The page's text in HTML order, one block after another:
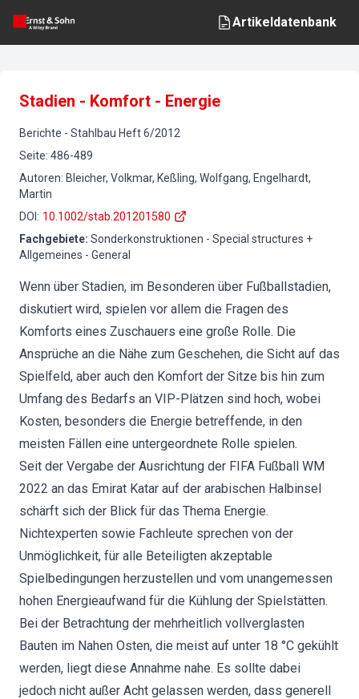
Artikeldatenbank
Stadien - Komfort - Energie
Berichte - Stahlbau Heft6/2012
Seite: 486-489
Autoren: Bleicher, Volkmar, Keßling, Wolfgang, Engelhardt,
Martin
DOI : 10.1002/stab.201201580
Fachgebiete: Sonderkonstruktionen - Special structures +
Allgemeines - General
Wenn über Stadien, im Besonderen über Fußballstadien,
diskutiert wird, spielen vor allem die Fragen des
Komforts eines Zuschauers eine große Rolle. Die
Ansprüche an die Nähe zum Geschehen, die Sicht auf das
Spielfeld, aber auch den Komfort der Sitze bis hin zum
Umfang des Bedarfs an VIP-Plätzen sind hoch, wobei
Kosten, besonders die Energie betreffende, in den
meisten Fällen eine untergeordnete Rolle spielen.
Seit der Vergabe der Ausrichtung der FIFA Fußball WM
2022 an das Emirat Katar auf der arabischen Halbinsel
schärft sich der Blick für das Thema Energie.
Nichtexperten sowie Fachleute sprechen von der
Unmöglichkeit, für alle Beteiligten akzeptable
Spielbedingungen herzustellen und vom unangemessen
hohen Energieaufwand für die Kühlung der Spielstätten.
Bei der Betrachtung der mehrheitlich vollverglasten
Bauten im Nahen Osten, die meist auf unter 18 °C gekühlt
werden, liegt diese Annahme nahe. Es sollte dabei
jedoch nicht außer Acht gelassen werden, dass generell